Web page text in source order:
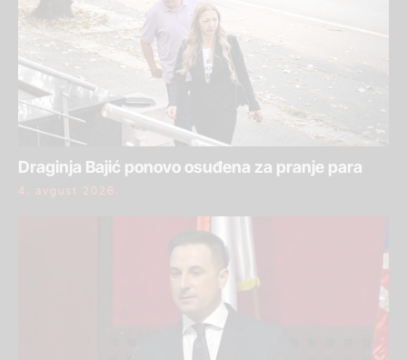
Draginja Bajić ponovo osuđena za pranje para
4. avgust 2026.